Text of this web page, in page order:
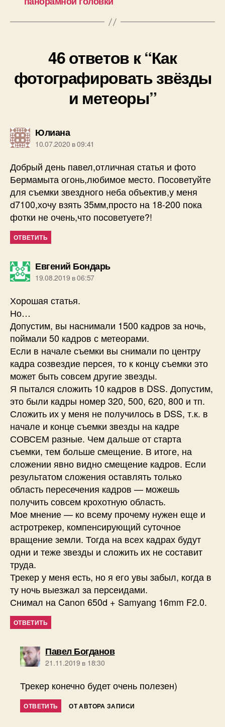
46 ответов к “Как
фотографировать звёзды
и метеоры”
Юлианапишет:
10.07.2020 в 09:41
Добрый день павел,отличная статья и фото
Бермамыта огонь,любимое место. Посоветуйте
для съемки звездного неба объектив,у меня
d7100,хочу взять 35мм,просто на 18-200 пока
фотки не очень,что посоветуете?!
ОТВЕТИТЬ
Евгений Бондарьпишет:
19.08.2019 в 06:57
Хорошая статья.
Но…
Допустим, вы наснимали 1500 кадров за ночь,
поймали 50 кадров с метеорами.
Если в начале съемки вы снимали по центру
кадра созвездие персея, то к концу съемки это
может быть совсем другие звезды.
Я пытался сложить 10 кадров в DSS. Допустим,
это были кадры номер 320, 500, 620, 800 и тп.
Сложить их у меня не получилось в DSS, т.к. в
начале и конце съемки звезды на кадре
СОВСЕМ разные. Чем дальше от старта
съемки, тем больше смещение. В итоге, на
сложении явно видно смещение кадров. Если
результатом сложения оставлять только
область пересечения кадров — можешь
получить совсем крохотную область.
Мое мнение — ко всему прочему нужен еще и
астротрекер, компенсирующий суточное
вращение земли. Тогда на всех кадрах будут
одни и теже звезды и сложить их не составит
труда.
Трекер у меня есть, но я его увы забыл, когда в
ту ночь выезжал за персеидами.
Снимал на Canon 650d + Samyang 16mm F2.0.
ОТВЕТИТЬ
Павел Богдановпишет:
21.11.2019 в 18:30
Трекер конечно будет очень полезен)
ОТВЕТИТЬ ОТ АВТОРА ЗАПИСИ